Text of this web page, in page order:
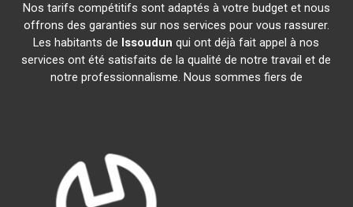
Nos tarifs compétitifs sont adaptés à votre budget et nous
offrons des garanties sur nos services pour vous rassurer.
Les habitants de Issoudun qui ont déjà fait appel à nos
services ont été satisfaits de la qualité de notre travail et de
notre professionnalisme. Nous sommes fiers de